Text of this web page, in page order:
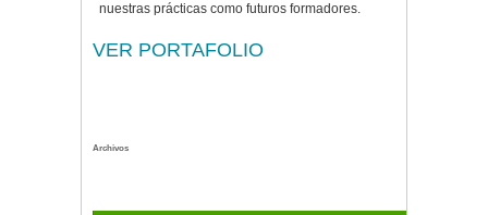
nuestras prácticas como futuros formadores.
VER PORTAFOLIO
Archivos